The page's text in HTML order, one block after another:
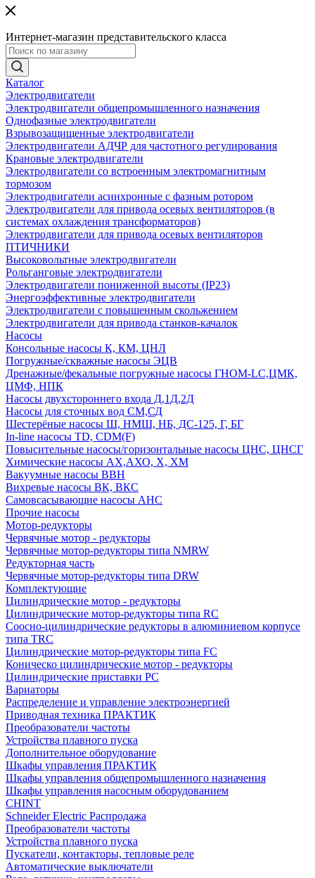
Интернет-магазин представительского класса
Каталог
Электродвигатели
Электродвигатели общепромышленного назначения
Однофазные электродвигатели
Взрывозащищенные электродвигатели
Электродвигатели АДЧР для частотного регулирования
Крановые электродвигатели
Электродвигатели со встроенным электромагнитным
тормозом
Электродвигатели асинхронные с фазным ротором
Электродвигатели для привода осевых вентиляторов (в
системах охлаждения трансформаторов)
Электродвигатели для привода осевых вентиляторов
ПТИЧНИКИ
Высоковольтные электродвигатели
Рольганговые электродвигатели
Электродвигатели пониженной высоты (IP23)
Энергоэффективные электродвигатели
Электродвигатели с повышенным скольжением
Электродвигатели для привода станков-качалок
Насосы
Консольные насосы К, КМ, ЦНЛ
Погружные/скважные насосы ЭЦВ
Дренажные/фекальные погружные насосы ГНОМ-LC,ЦМК,
ЦМФ, НПК
Насосы двухстороннего входа Д,1Д,2Д
Насосы для сточных вод СМ,СД
Шестерёные насосы Ш, НМШ, НБ, ДС-125, Г, БГ
In-line насосы TD, CDM(F)
Повысительные насосы/горизонтальные насосы ЦНС, ЦНСГ
Химические насосы АХ,АХО, Х, ХМ
Вакуумные насосы ВВН
Вихревые насосы ВК, ВКС
Самовсасывающие насосы АНС
Прочие насосы
Мотор-редукторы
Червячные мотор - редукторы
Червячные мотор-редукторы типа NMRW
Редукторная часть
Червячные мотор-редукторы типа DRW
Комплектующие
Цилиндрические мотор - редукторы
Цилиндрические мотор-редукторы типа RC
Соосно-цилиндрические редукторы в алюминиевом корпусе
типа TRC
Цилиндрические мотор-редукторы типа FC
Коническо цилиндрические мотор - редукторы
Цилиндрические приставки PC
Вариаторы
Распределение и управление электроэнергией
Приводная техника ПРАКТИК
Преобразователи частоты
Устройства плавного пуска
Дополнительное оборудование
Шкафы управления ПРАКТИК
Шкафы управления общепромышленного назначения
Шкафы управления насосным оборудованием
CHINT
Schneider Electric Распродажа
Преобразователи частоты
Устройства плавного пуска
Пускатели, контакторы, тепловые реле
Автоматические выключатели